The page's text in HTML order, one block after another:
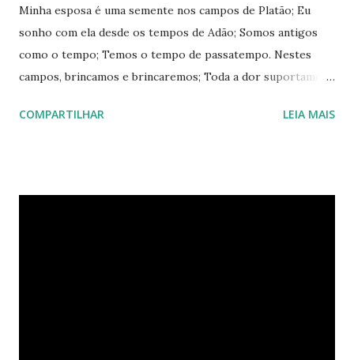
Minha esposa é uma semente nos campos de Platão; Eu
sonho com ela desde os tempos de Adão; Somos antigos
como o tempo; Temos o tempo de passatempo. Nestes
campos, brincamos e brincaremos; Toda a dor suportamos
alegraremos; Da vida, sobrevivemos e sobreviveremos; O
COMPARTILHAR LEIA MAIS